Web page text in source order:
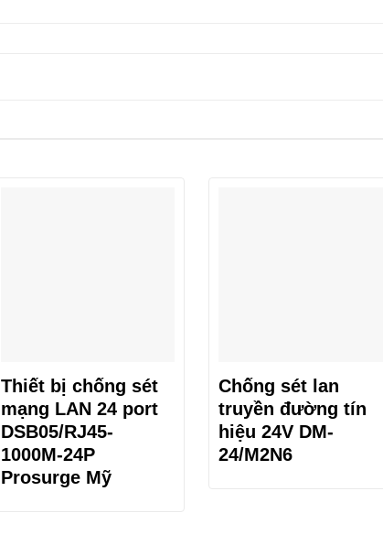
Thiết bị chống sét
mạng LAN 24 port
DSB05/RJ45-
1000M-24P
Prosurge Mỹ
Chống sét lan
truyền đường tín
hiệu 24V DM-
24/M2N6